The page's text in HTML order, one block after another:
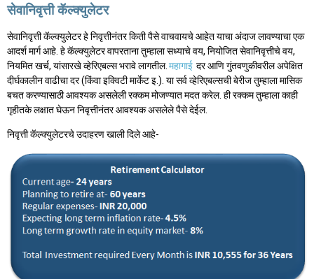
सेवानिवृत्ती कॅल्क्युलेटर
सेवानिवृत्ती कॅल्क्युलेटर हे निवृत्तीनंतर किती पैसे वाचवायचे आहेत याचा अंदाज लावण्याचा एक
आदर्श मार्ग आहे. हे कॅल्क्युलेटर वापरताना तुम्हाला सध्याचे वय, नियोजित सेवानिवृत्तीचे वय,
नियमित खर्च, यांसारखे व्हेरिएबल्स भरावे लागतील. महागाई दर आणि गुंतवणुकीवरील अपेक्षित
दीर्घकालीन वाढीचा दर (किंवा इक्विटी मार्केट इ.). या सर्व व्हेरिएबल्सची बेरीज तुम्हाला मासिक
बचत करण्यासाठी आवश्यक असलेली रक्कम मोजण्यात मदत करेल. ही रक्कम तुम्हाला काही
गृहीतके लक्षात घेऊन निवृत्तीनंतर आवश्यक असलेले पैसे देईल.
निवृत्ती कॅल्क्युलेटरचे उदाहरण खाली दिले आहे-